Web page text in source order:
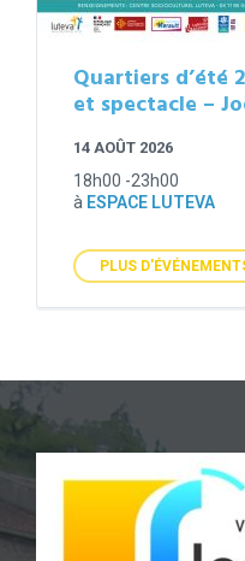
Quartiers d’été
et spectacle –
14 AOÛT 2026
18h00 -23h00
à ESPACE LUTEVA
PLUS